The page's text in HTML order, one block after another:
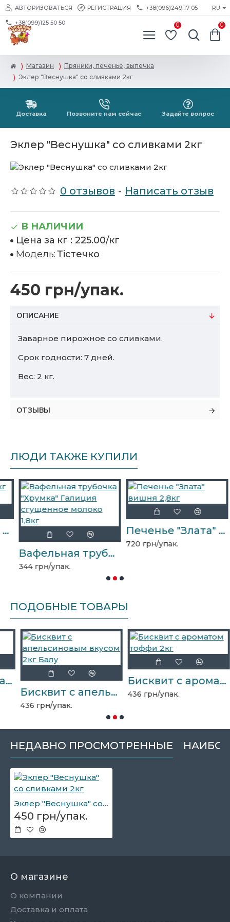
АВТОРИЗОВАТЬСЯ РЕГИСТРАЦИЯ +38(096)249 17 05
+38(099)125 50 50
RU
0 0
Магазин
Пряники, печенье, выпечка
Эклер "Веснушка" со сливками 2кг
Доставка Позвоните нам сейчас Задайте вопрос
Эклер "Веснушка" со сливками 2кг
0 отзывов - Написать отзыв
450 грн/упак.
В НАЛИЧИИ
Цена за кг : 225.00/кг
Модель:Тістечко
ОПИСАНИЕ
Заварное пирожное со сливками.
Срок годности: 7 дней.
Вес: 2 кг.
ОТЗЫВЫ
ЛЮДИ ТАКЖЕ КУПИЛИ
Вафельная трубочка "Хрумка" Галиция сгущенное молоко 1,8кг
344 грн/упак.
Печенье "Злата" вишня 2,8кг
720 грн/упак.
ПОДОБНЫЕ ТОВАРЫ
2кг
Бисквит с апельсиновым вкусом 2кг Балу
436 грн/упак.
Бисквит с ароматом тоффи 2кг
436 грн/упак.
НЕДАВНО ПРОСМОТРЕННЫЕ
Эклер "Веснушка" со сливками 2кг
450 грн/упак.
О магазине
О компании
Доставка и оплата